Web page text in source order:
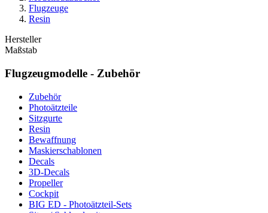
Flugzeuge
Resin
Hersteller
Maßstab
Flugzeugmodelle - Zubehör
Zubehör
Photoätzteile
Sitzgurte
Resin
Bewaffnung
Maskierschablonen
Decals
3D-Decals
Propeller
Cockpit
BIG ED - Photoätzteil-Sets